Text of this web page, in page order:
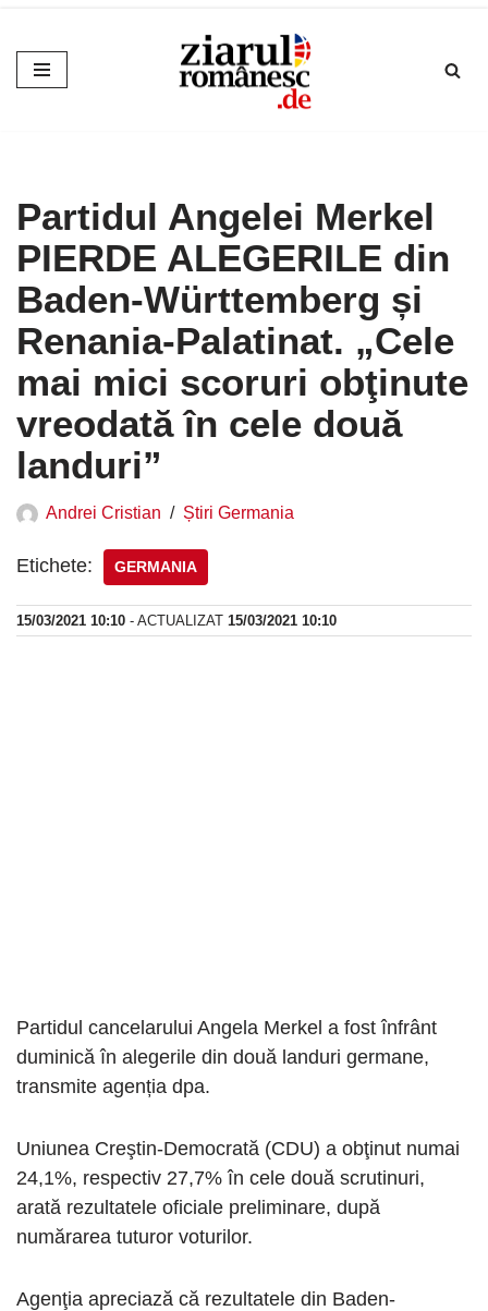
Sari
la
Partidul Angelei Merkel
PIERDE ALEGERILE din
Baden-Württemberg și
Renania-Palatinat. „Cele
mai mici scoruri obţinute
vreodată în cele două
landuri”
Andrei Cristian Știri Germania
Etichete: GERMANIA
15/03/2021 10:10 - ACTUALIZAT 15/03/2021 10:10
Partidul cancelarului Angela Merkel a fost înfrânt
duminică în alegerile din două landuri germane,
transmite agenția dpa.
Uniunea Creştin-Democrată (CDU) a obţinut numai
24,1%, respectiv 27,7% în cele două scrutinuri,
arată rezultatele oficiale preliminare, după
numărarea tuturor voturilor.
Agenţia apreciază că rezultatele din Baden-